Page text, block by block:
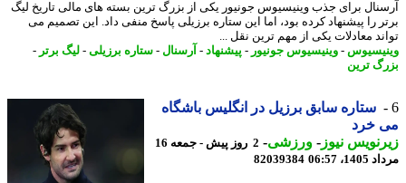
برای جذب وینیسیوس جونیور یکی از بزرگ ترین بسته های مالی تاریخ لیگ
را پیشنهاد کرده بود، اما این ستاره برزیلی پاسخ منفی داد. این تصمیم می
معادلات یکی از مهم ترین نقل ...
-وینیسیوس جونیور-پیشنهاد-آرسنال-ستاره برزیلی-لیگ برتر -
ترین
ستاره سابق برزیل در انگلیس باشگاه
خرد
نیوز-ورزشی-
2 روز پیش - جمعه 16
06:57
82039384